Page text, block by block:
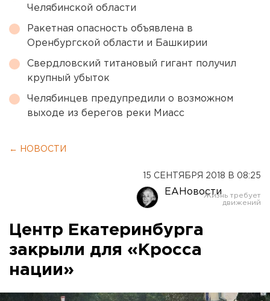
Челябинской области
Ракетная опасность объявлена в
Оренбургской области и Башкирии
Свердловский титановый гигант получил
крупный убыток
Челябинцев предупредили о возможном
выходе из берегов реки Миасс
← НОВОСТИ
15 СЕНТЯБРЯ 2018 В 08:25
ЕАНовости
Центр Екатеринбурга
закрыли для «Кросса
нации»